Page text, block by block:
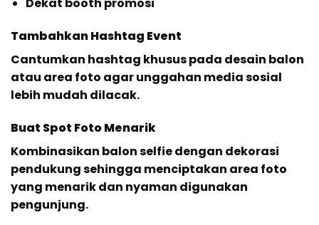
Dekat booth promosi
Tambahkan Hashtag Event
Cantumkan hashtag khusus pada desain balon
atau area foto agar unggahan media sosial
lebih mudah dilacak.
Buat Spot Foto Menarik
Kombinasikan balon selfie dengan dekorasi
pendukung sehingga menciptakan area foto
yang menarik dan nyaman digunakan
pengunjung.